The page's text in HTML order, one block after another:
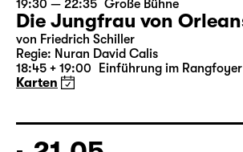
Mi 19.05.
19:30 — 22:35 Große Bühne
Die Jungfrau von Orleans
18:45 + 19:00 Einführung im Rangfoyer
Karten